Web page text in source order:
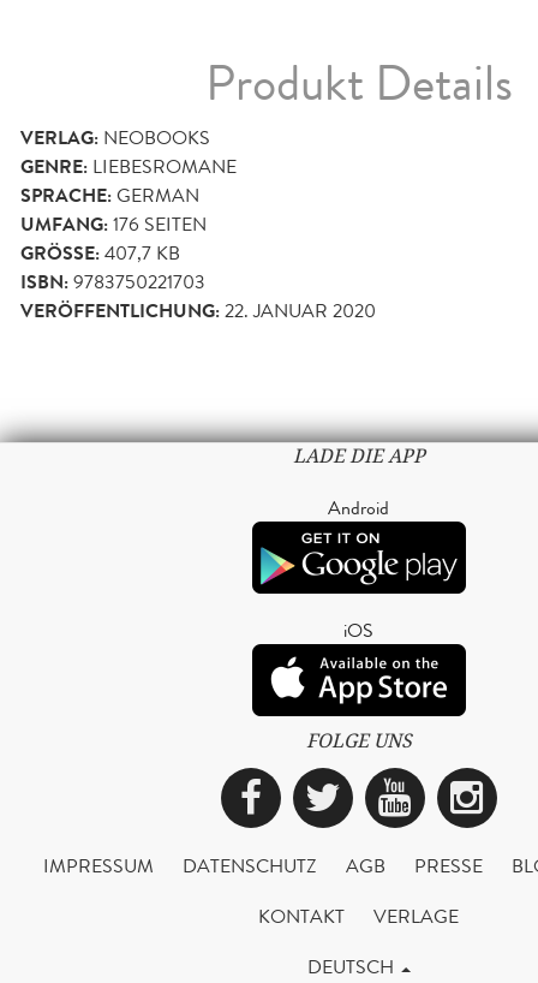
Produkt Details
VERLAG: NEOBOOKS
GENRE: LIEBESROMANE
SPRACHE:GERMAN
UMFANG:176 SEITEN
GRÖSSE: 407,7 KB
ISBN:9783750221703
VERÖFFENTLICHUNG:22. JANUAR 2020
LADE DIE APP
Android
iOS
FOLGE UNS
Facebook
Twitter
IMPRESSUM DATENSCHUTZ AGB PRESSE
KONTAKT
VERLAGE
DEUTSCH